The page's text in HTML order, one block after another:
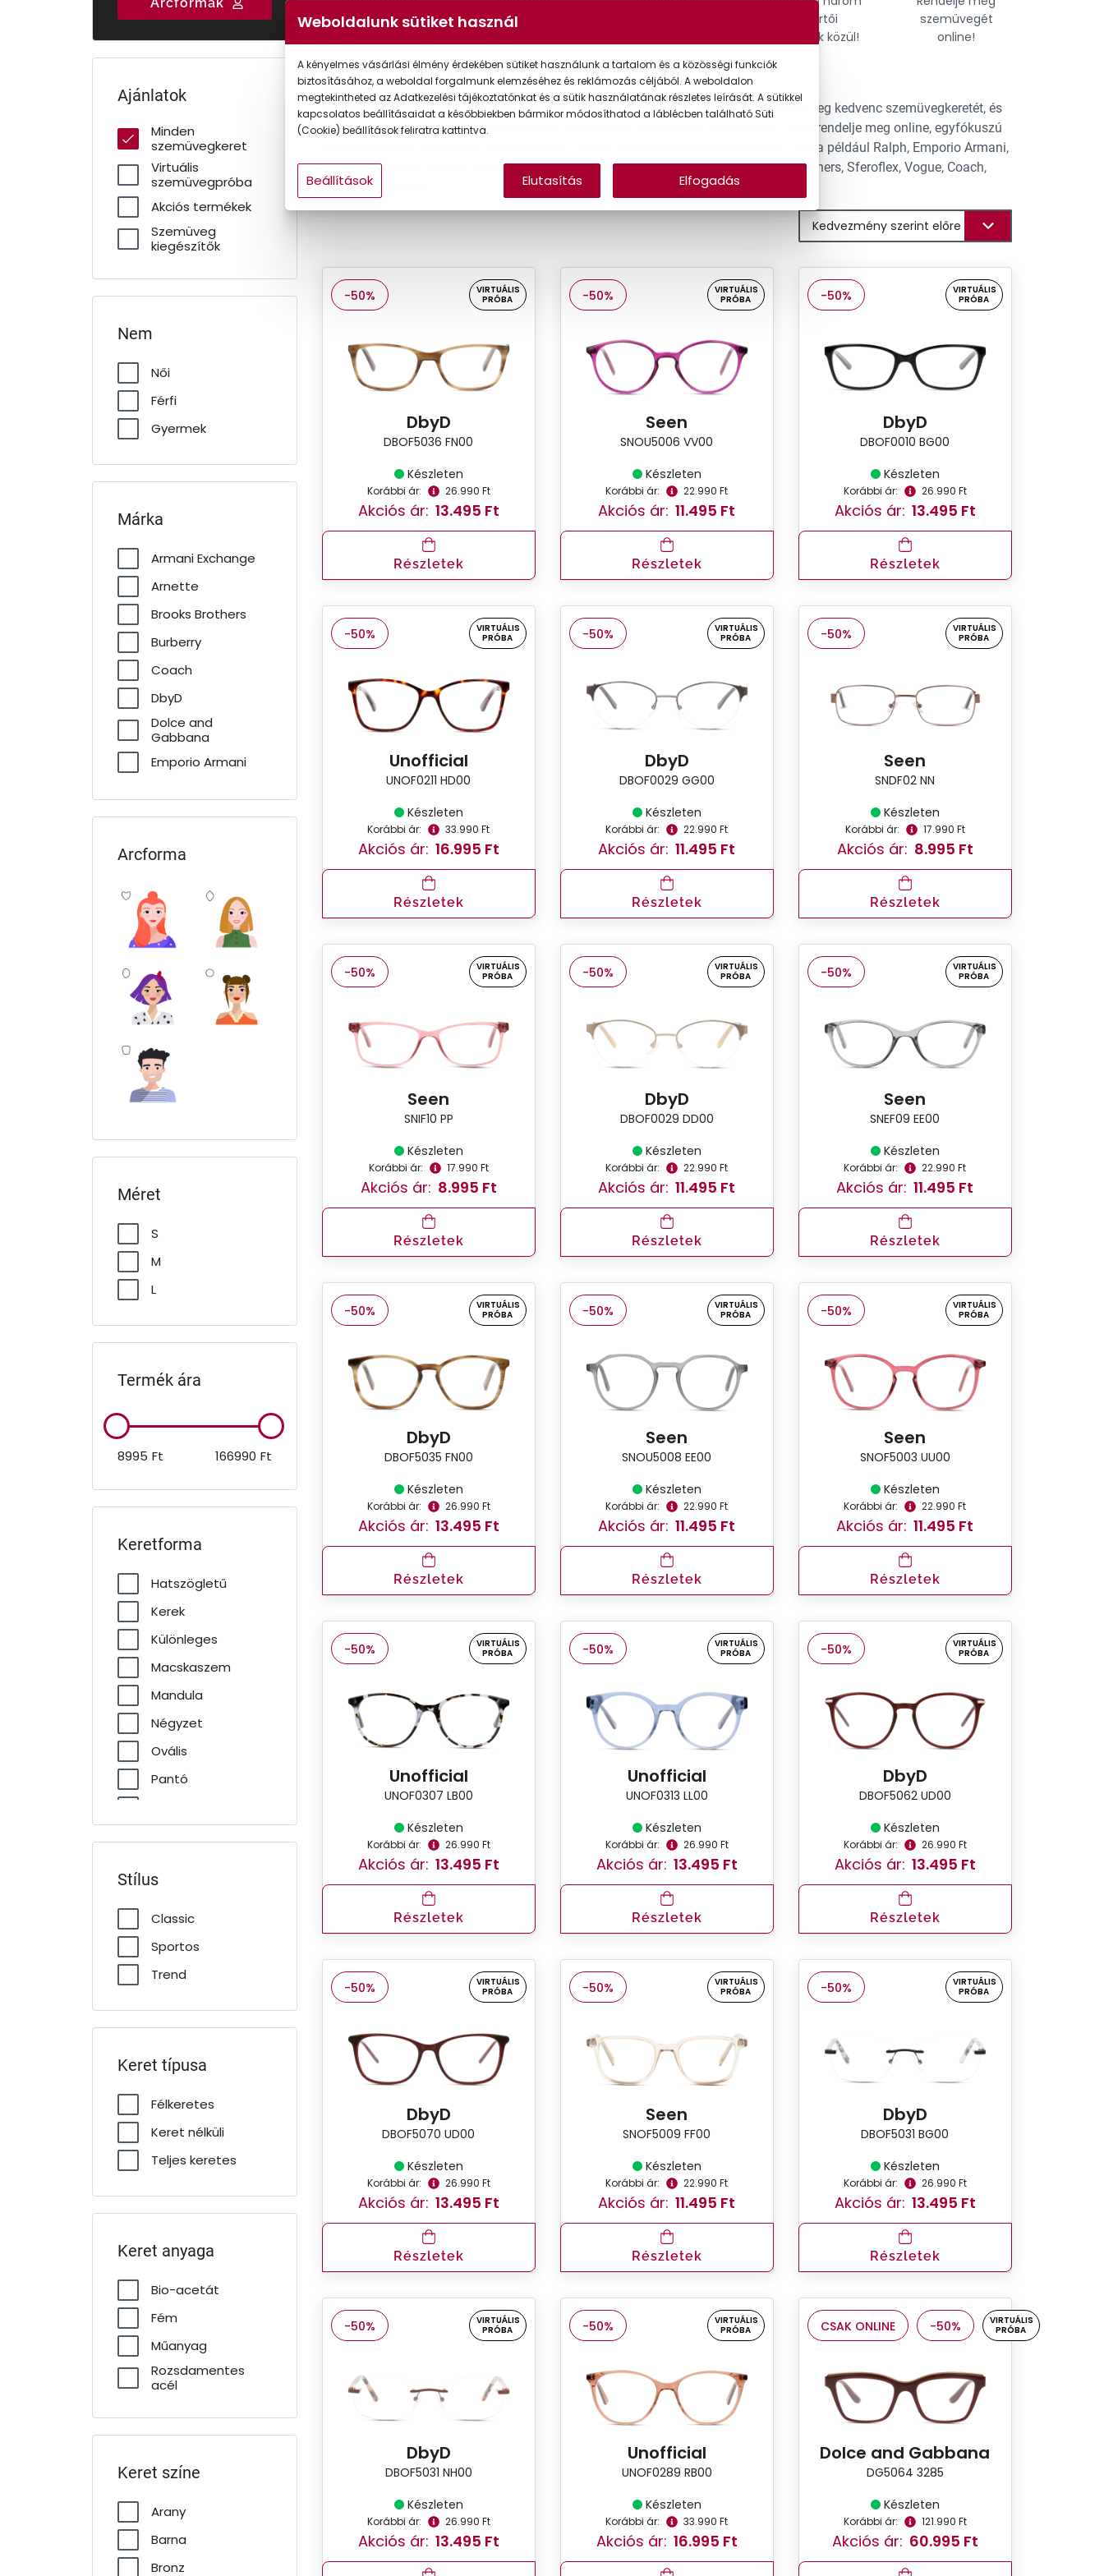
Ajánlatok
Minden
szemüvegkeret
Virtuális
szemüvegpróba
Akciós termékek
Szemüveg
kiegészítők
Nem
Női
Férfi
Gyermek
Márka
Armani Exchange
Arnette
Brooks Brothers
Burberry
Coach
DbyD
Dolce and
Gabbana
Emporio Armani
Furla
Jimmy Choo
Michael Kors
O'Neill
Oakley
Polo Ralph Lauren
Prada
Ralph Lauren
Sferoflex
Swarovski
Ted Baker
Tory Burch
Unofficial
Versace
Arcforma
Méret
S
M
L
Termék ára
8995 Ft 166990 Ft
Keretforma
Hatszögletű
Kerek
Különleges
Macskaszem
Mandula
Négyzet
Ovális
Pantó
Stílus
Classic
Sportos
Trend
Keret típusa
Félkeretes
Keret nélküli
Teljes keretes
Keret anyaga
Bio-acetát
Fém
Műanyag
Rozsdamentes
acél
Keret színe
Arany
Barna
Bronz
ajánlatunk közül!
szemüvegét
online!
tökéletes
látásvizsgálati
szakértői
ajánlatunk közül!
szemüvegét
online!
Szemüvegek
Szemüvegkínálatunkban számos világ- és exkluzív márka közül válogathat. Találja meg kedvenc szemüvegkeretét, és
vásárolja meg a megfelelő lencsével együtt az Önhöz legközelebbi üzletünkben, vagy rendelje meg online, egyfókuszú
dioptriával! A kínálatunkban olyan prémium szemüvegmárkák is megtalálhatók, mint a például Ralph, Emporio Armani,
Ray-Ban, Versace, Oakley, Ferrari Scuderia, Jimmy Choo, Arnette, Burberry, Brooks Brothers, Sferoflex, Vogue, Coach,
Armani Exchange.
-50%
VIRTUÁLIS
PRÓBA
DbyD
DBOF5036 FN00
Készleten
Korábbi ár: 26.990 Ft
Akciós ár: 13.495 Ft
Részletek
-50%
VIRTUÁLIS
PRÓBA
Seen
SNOU5006 VV00
Készleten
Korábbi ár: 22.990 Ft
Akciós ár: 11.495 Ft
Részletek
-50%
VIRTUÁLIS
PRÓBA
DbyD
DBOF0010 BG00
Készleten
Korábbi ár: 26.990 Ft
Akciós ár: 13.495 Ft
Részletek
-50%
VIRTUÁLIS
PRÓBA
Unofficial
UNOF0211 HD00
Készleten
Korábbi ár: 33.990 Ft
Akciós ár: 16.995 Ft
Részletek
-50%
VIRTUÁLIS
PRÓBA
DbyD
DBOF0029 GG00
Készleten
Korábbi ár: 22.990 Ft
Akciós ár: 11.495 Ft
Részletek
-50%
VIRTUÁLIS
PRÓBA
Seen
SNDF02 NN
Készleten
Korábbi ár: 17.990 Ft
Akciós ár: 8.995 Ft
Részletek
-50%
VIRTUÁLIS
PRÓBA
Seen
SNIF10 PP
Készleten
Korábbi ár: 17.990 Ft
Akciós ár: 8.995 Ft
Részletek
-50%
VIRTUÁLIS
PRÓBA
DbyD
DBOF0029 DD00
Készleten
Korábbi ár: 22.990 Ft
Akciós ár: 11.495 Ft
Részletek
-50%
VIRTUÁLIS
PRÓBA
Seen
SNEF09 EE00
Készleten
Korábbi ár: 22.990 Ft
Akciós ár: 11.495 Ft
Részletek
-50%
VIRTUÁLIS
PRÓBA
DbyD
DBOF5035 FN00
Készleten
Korábbi ár: 26.990 Ft
Akciós ár: 13.495 Ft
Részletek
-50%
VIRTUÁLIS
PRÓBA
Seen
SNOU5008 EE00
Készleten
Korábbi ár: 22.990 Ft
Akciós ár: 11.495 Ft
Részletek
-50%
VIRTUÁLIS
PRÓBA
Seen
SNOF5003 UU00
Készleten
Korábbi ár: 22.990 Ft
Akciós ár: 11.495 Ft
Részletek
-50%
VIRTUÁLIS
PRÓBA
Unofficial
UNOF0307 LB00
Készleten
Korábbi ár: 26.990 Ft
Akciós ár: 13.495 Ft
Részletek
-50%
VIRTUÁLIS
PRÓBA
Unofficial
UNOF0313 LL00
Készleten
Korábbi ár: 26.990 Ft
Akciós ár: 13.495 Ft
Részletek
-50%
VIRTUÁLIS
PRÓBA
DbyD
DBOF5062 UD00
Készleten
Korábbi ár: 26.990 Ft
Akciós ár: 13.495 Ft
Részletek
-50%
VIRTUÁLIS
PRÓBA
DbyD
DBOF5070 UD00
Készleten
Korábbi ár: 26.990 Ft
Akciós ár: 13.495 Ft
Részletek
-50%
VIRTUÁLIS
PRÓBA
Seen
SNOF5009 FF00
Készleten
Korábbi ár: 22.990 Ft
Akciós ár: 11.495 Ft
Részletek
-50%
VIRTUÁLIS
PRÓBA
DbyD
DBOF5031 BG00
Készleten
Korábbi ár: 26.990 Ft
Akciós ár: 13.495 Ft
Részletek
-50%
VIRTUÁLIS
PRÓBA
DbyD
DBOF5031 NH00
Készleten
Korábbi ár: 26.990 Ft
Akciós ár: 13.495 Ft
-50%
VIRTUÁLIS
PRÓBA
Unofficial
UNOF0289 RB00
Készleten
Korábbi ár: 33.990 Ft
Akciós ár: 16.995 Ft
CSAK ONLINE -50%
VIRTUÁLIS
PRÓBA
Dolce and Gabbana
DG5064 3285
Készleten
Korábbi ár: 121.990 Ft
Akciós ár: 60.995 Ft
Weboldalunk sütiket használ
A kényelmes vásárlási élmény érdekében sütiket használunk a tartalom és a közösségi funkciók
biztosításához, a weboldal forgalmunk elemzéséhez és reklámozás céljából. A weboldalon
megtekintheted az Adatkezelési tájékoztatónkat és a sütik használatának részletes leírását. A sütikkel
kapcsolatos beállításaidat a későbbiekben bármikor módosíthatod a láblécben található Süti
(Cookie) beállítások feliratra kattintva.
Beállítások Elutasítás Elfogadás